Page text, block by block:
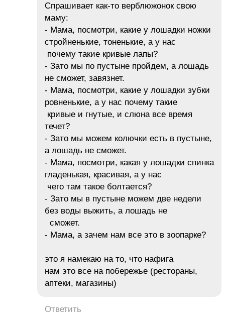
Спрашивает как-то верблюжонок свою
маму:
- Мама, посмотри, какие у лошадки ножки
стройненькие, тоненькие, а у нас
почему такие кривые лапы?
- Зато мы по пустыне пройдем, а лошадь
не сможет, завязнет.
- Мама, посмотри, какие у лошадки зубки
ровненькие, а у нас почему такие
кривые и гнутые, и слюна все время
течет?
- Зато мы можем колючки есть в пустыне,
а лошадь не сможет.
- Мама, посмотри, какая у лошадки спинка
гладенькая, красивая, а у нас
чего там такое болтается?
- Зато мы в пустыне можем две недели
без воды выжить, а лошадь не
сможет.
- Мама, а зачем нам все это в зоопарке?
это я намекаю на то, что нафига
нам это все на побережье (рестораны,
аптеки, магазины)
Ответить